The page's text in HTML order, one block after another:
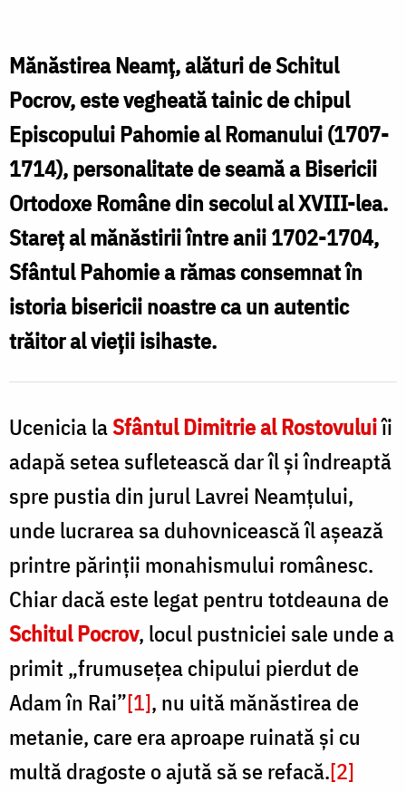
la
Neamț
Mănăstirea Neamț, alături de Schitul
Pocrov, este vegheată tainic de chipul
Episcopului Pahomie al Romanului (1707-
1714), personalitate de seamă a Bisericii
Ortodoxe Române din secolul al XVIII-lea.
Stareț al mănăstirii între anii 1702-1704,
Sfântul Pahomie a rămas consemnat în
istoria bisericii noastre ca un autentic
trăitor al vieții isihaste.
Ucenicia laSfântul Dimitrie al Rostovuluiîi
adapă setea sufletească dar îl și îndreaptă
spre pustia din jurul Lavrei Neamțului,
unde lucrarea sa duhovnicească îl așează
printre părinții monahismului românesc.
Chiar dacă este legat pentru totdeauna de
Schitul Pocrov, locul pustniciei sale unde a
primit „frumuseţea chipului pierdut de
Adam în Rai”[1], nu uită mănăstirea de
metanie, care era aproape ruinată și cu
multă dragoste o ajută să se refacă.[2]